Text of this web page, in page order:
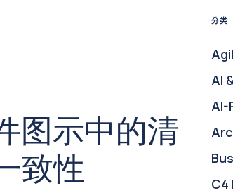
图示中的清
致性
分类
AI
AI-
C4